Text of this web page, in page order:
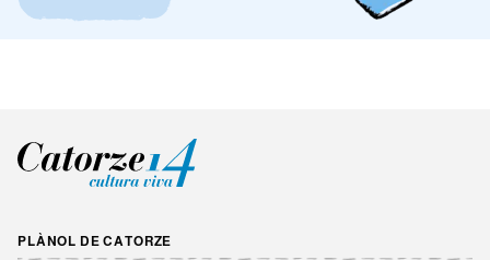
PLÀNOL DE CATORZE